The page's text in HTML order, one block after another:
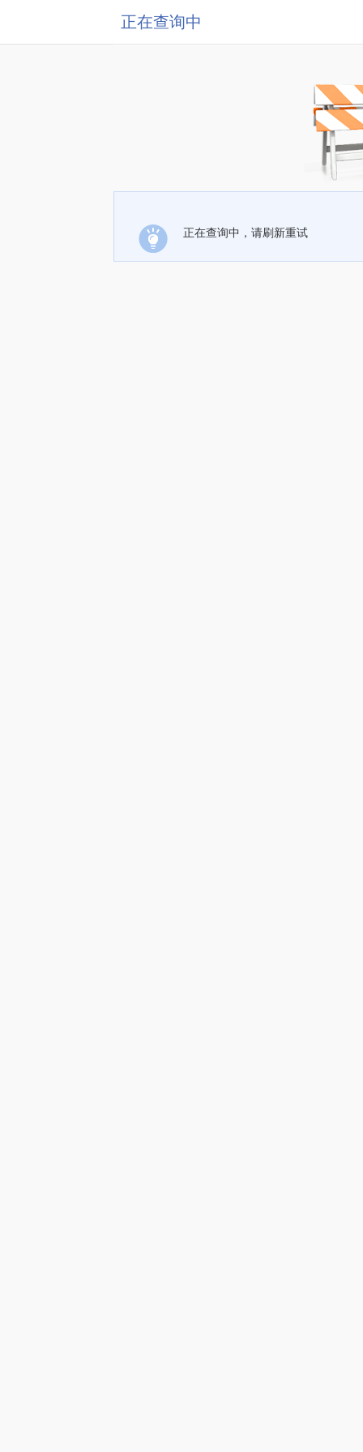
正在查询中
正在查询中，请刷新重试